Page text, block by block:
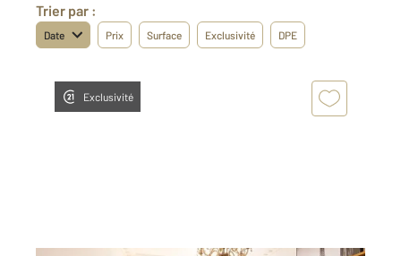
Trier par :
Date Prix Surface Exclusivité DPE
Exclusivité